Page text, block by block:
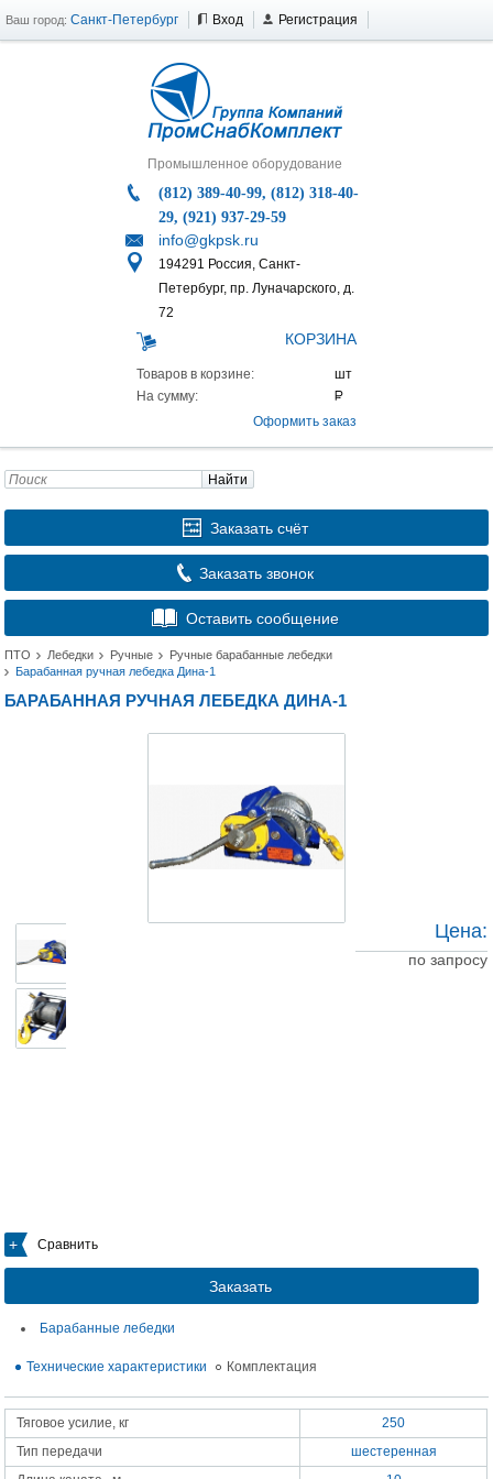
Ваш город: Санкт-Петербург Вход Регистрация
Промышленное оборудование
(812) 389-40-99, (812) 318-40-
29, (921) 937-29-59
info@gkpsk.ru
194291 Россия, Санкт-
Петербург, пр. Луначарского, д.
72
КОРЗИНА
Товаров в корзине:
На сумму:
Оформить заказ
Найти
Заказать счёт
Заказать звонок
Оставить сообщение
ПТО Лебедки Ручные
Ручные барабанные лебедки
Барабанная ручная лебедка Дина-1
БАРАБАННАЯ РУЧНАЯ ЛЕБЕДКА ДИНА-1
Сравнить
Заказать
Цена:
по запросу
Барабанные лебедки
Технические характеристики Комплектация
Тяговое усилие, кг
250
Тип передачи
шестеренная